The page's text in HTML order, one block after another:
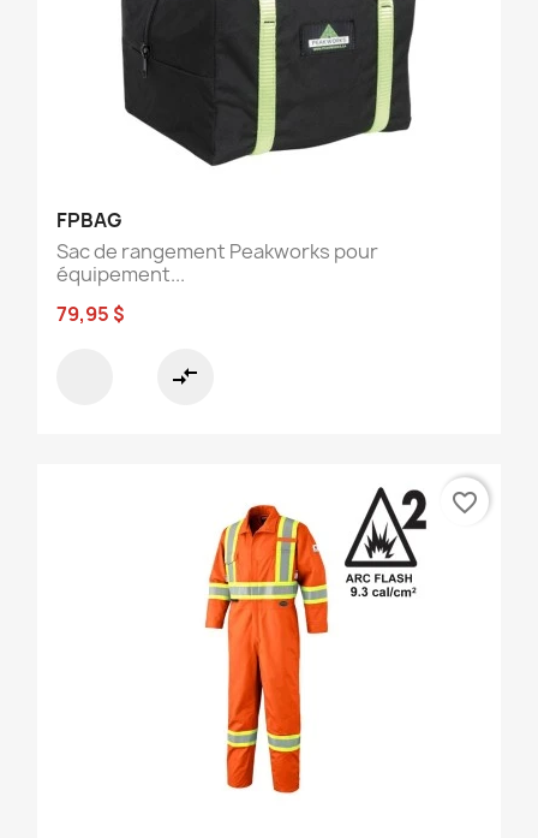
FPBAG
Sac de rangement Peakworks pour
équipement...
79,95 $
compare_arrows
favorite_border